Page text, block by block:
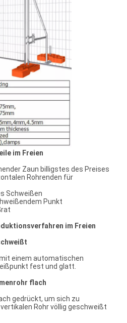
im Freien
Zaun billigstes des Preises
Rohrenden für
Schweißen
Punkt
im Freien
einem automatischen
fest und glatt.
flach
gedrückt, um sich zu
Rohr völlig geschweißt